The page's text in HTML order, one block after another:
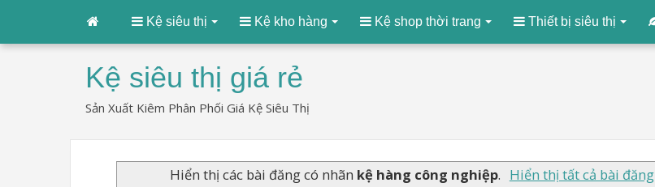
Kệ siêu thị Kệ kho hàng Kệ shop thời trang Thiết bị siêu thị
Kệ siêu thị giá rẻ
Sản Xuất Kiêm Phân Phối Giá Kệ Siêu Thị
Hiển thị các bài đăng có nhãn kệ hàng công nghiệp. Hiển thị tất cả bài đăng